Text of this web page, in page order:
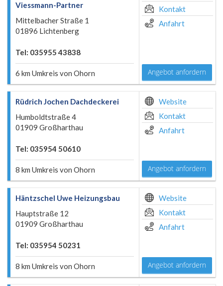
Viessmann-Partner
Mittelbacher Straße 1
01896 Lichtenberg
Tel: 035955 43838
6 km Umkreis von Ohorn
Kontakt
Anfahrt
Angebot anfordern
Rüdrich Jochen Dachdeckerei
Humboldtstraße 4
01909 Großharthau
Tel: 035954 50610
8 km Umkreis von Ohorn
Website
Kontakt
Anfahrt
Angebot anfordern
Häntzschel Uwe Heizungsbau
Hauptstraße 12
01909 Großharthau
Tel: 035954 50231
8 km Umkreis von Ohorn
Website
Kontakt
Anfahrt
Angebot anfordern